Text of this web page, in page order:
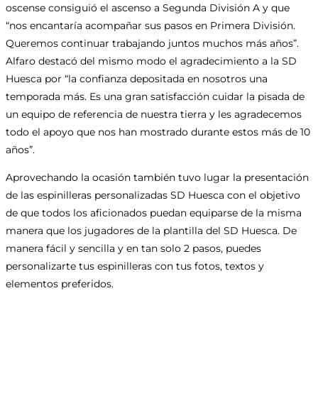
oscense consiguió el ascenso a Segunda División A y que
“nos encantaría acompañar sus pasos en Primera División.
Queremos continuar trabajando juntos muchos más años”.
Alfaro destacó del mismo modo el agradecimiento a la SD
Huesca por “la confianza depositada en nosotros una
temporada más. Es una gran satisfacción cuidar la pisada de
un equipo de referencia de nuestra tierra y les agradecemos
todo el apoyo que nos han mostrado durante estos más de 10
años”.
Aprovechando la ocasión también tuvo lugar la presentación
de las espinilleras personalizadas SD Huesca con el objetivo
de que todos los aficionados puedan equiparse de la misma
manera que los jugadores de la plantilla del SD Huesca. De
manera fácil y sencilla y en tan solo 2 pasos, puedes
personalizarte tus espinilleras con tus fotos, textos y
elementos preferidos.